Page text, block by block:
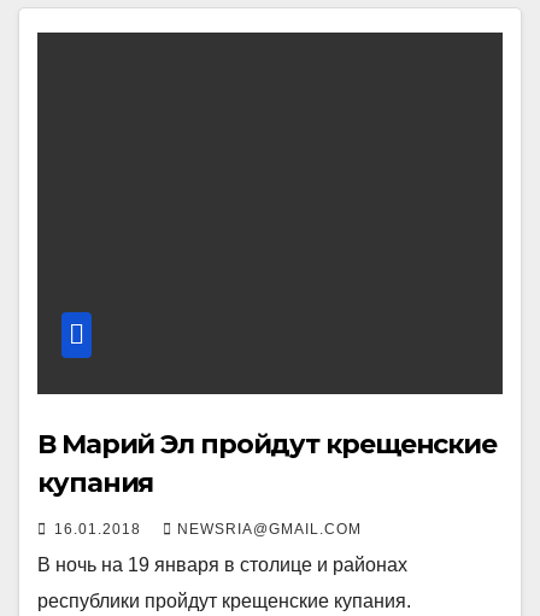
В Марий Эл пройдут крещенские
купания
16.01.2018 NEWSRIA@GMAIL.COM
В ночь на 19 января в столице и районах
республики пройдут крещенские купания.